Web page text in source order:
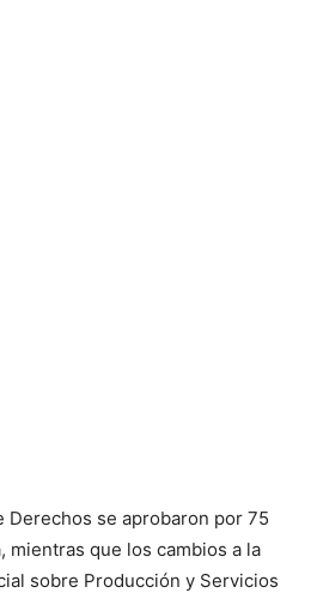
Derechos se aprobaron por 75
mientras que los cambios a la
sobre Producción y Servicios